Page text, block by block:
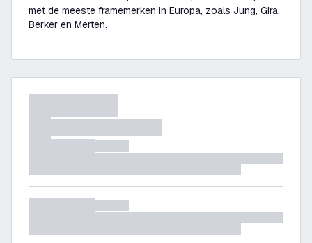
met de meeste framemerken in Europa, zoals Jung, Gira,
Berker en Merten.